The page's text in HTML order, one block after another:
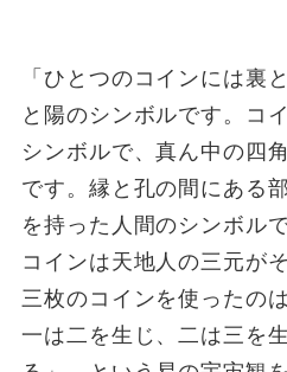
「ひとつのコインには裏
と陽のシンボルです。コ
シンボルで、真ん中の四
です。縁と孔の間にある
を持った人間のシンボル
コインは天地人の三元が
三枚のコインを使ったの
一は二を生じ、二は三を